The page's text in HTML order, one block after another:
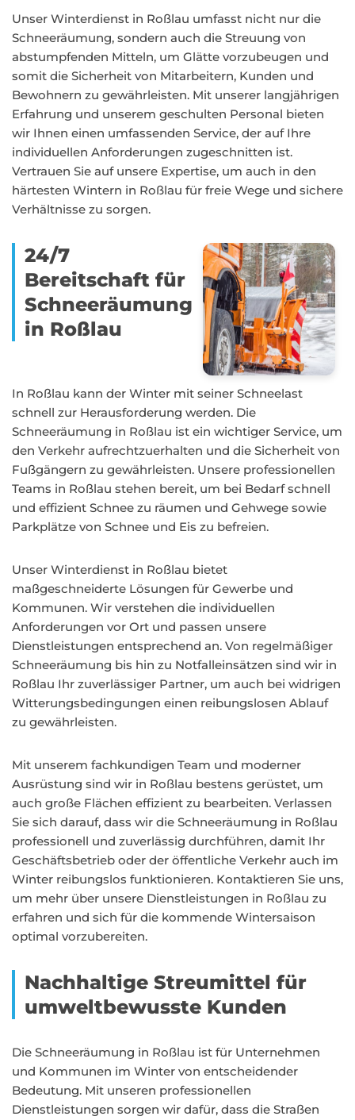
Unser Winterdienst in Roßlau umfasst nicht nur die
Schneeräumung, sondern auch die Streuung von
abstumpfenden Mitteln, um Glätte vorzubeugen und
somit die Sicherheit von Mitarbeitern, Kunden und
Bewohnern zu gewährleisten. Mit unserer langjährigen
Erfahrung und unserem geschulten Personal bieten
wir Ihnen einen umfassenden Service, der auf Ihre
individuellen Anforderungen zugeschnitten ist.
Vertrauen Sie auf unsere Expertise, um auch in den
härtesten Wintern in Roßlau für freie Wege und sichere
Verhältnisse zu sorgen.
24/7
Bereitschaft für
Schneeräumung
in Roßlau
In Roßlau kann der Winter mit seiner Schneelast
schnell zur Herausforderung werden. Die
Schneeräumung in Roßlau ist ein wichtiger Service, um
den Verkehr aufrechtzuerhalten und die Sicherheit von
Fußgängern zu gewährleisten. Unsere professionellen
Teams in Roßlau stehen bereit, um bei Bedarf schnell
und effizient Schnee zu räumen und Gehwege sowie
Parkplätze von Schnee und Eis zu befreien.
Unser Winterdienst in Roßlau bietet
maßgeschneiderte Lösungen für Gewerbe und
Kommunen. Wir verstehen die individuellen
Anforderungen vor Ort und passen unsere
Dienstleistungen entsprechend an. Von regelmäßiger
Schneeräumung bis hin zu Notfalleinsätzen sind wir in
Roßlau Ihr zuverlässiger Partner, um auch bei widrigen
Witterungsbedingungen einen reibungslosen Ablauf
zu gewährleisten.
Mit unserem fachkundigen Team und moderner
Ausrüstung sind wir in Roßlau bestens gerüstet, um
auch große Flächen effizient zu bearbeiten. Verlassen
Sie sich darauf, dass wir die Schneeräumung in Roßlau
professionell und zuverlässig durchführen, damit Ihr
Geschäftsbetrieb oder der öffentliche Verkehr auch im
Winter reibungslos funktionieren. Kontaktieren Sie uns,
um mehr über unsere Dienstleistungen in Roßlau zu
erfahren und sich für die kommende Wintersaison
optimal vorzubereiten.
Nachhaltige Streumittel für
umweltbewusste Kunden
Die Schneeräumung in Roßlau ist für Unternehmen
und Kommunen im Winter von entscheidender
Bedeutung. Mit unseren professionellen
Dienstleistungen sorgen wir dafür, dass die Straßen